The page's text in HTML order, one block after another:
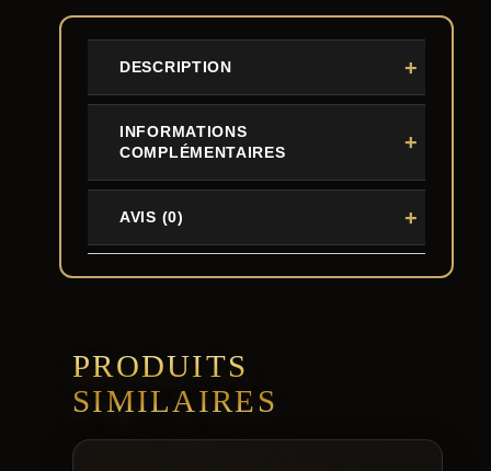
DESCRIPTION
INFORMATIONS
COMPLÉMENTAIRES
AVIS (0)
PRODUITS
SIMILAIRES